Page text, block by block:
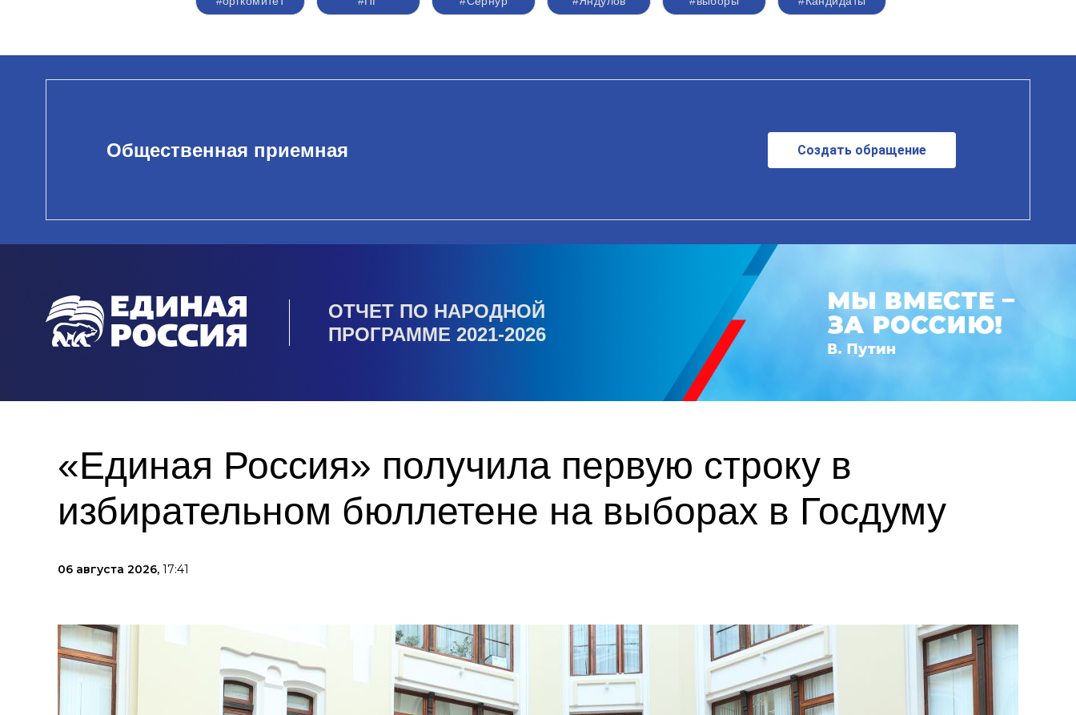
Общественная приемная Создать обращение
ОТЧЕТ ПО НАРОДНОЙ
ПРОГРАММЕ 2021-2026
«Единая Россия» получила первую строку в
избирательном бюллетене на выборах в Госдуму
06 августа 2026, 17:41